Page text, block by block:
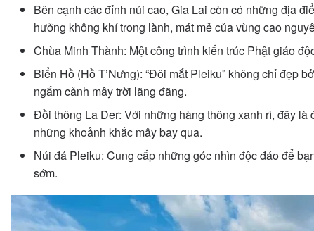
Bên cạnh các đỉnh núi cao, Gia Lai còn có những địa
hưởng không khí trong lành, mát mẻ của vùng cao
Chùa Minh Thành: Một công trình kiến trúc Phật giáo
Biển Hồ (Hồ T’Nưng): “Đôi mắt Pleiku” không chỉ đẹp
ngắm cảnh mây trời lãng đãng.
Đồi thông La Der: Với những hàng thông xanh rì, đây
những khoảnh khắc mây bay qua.
Núi đá Pleiku: Cung cấp những góc nhìn độc đáo để
sớm.